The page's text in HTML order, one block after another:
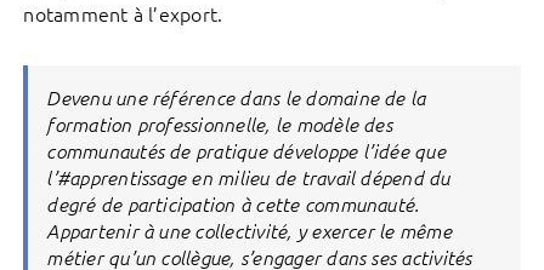
notamment à l’export.
Devenu une référence dans le domaine de la
formation professionnelle, le modèle des
communautés de pratique développe l’idée que
l’#apprentissage en milieu de travail dépend du
degré de participation à cette communauté.
Appartenir à une collectivité, y exercer le même
métier qu’un collègue, s’engager dans ses activités